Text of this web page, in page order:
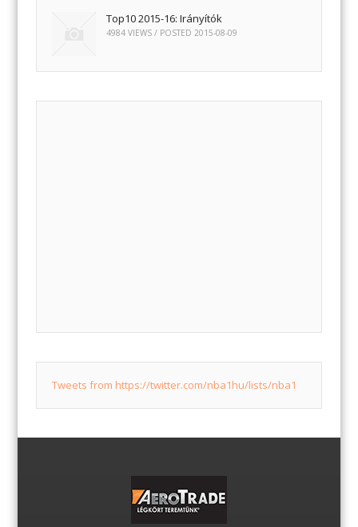
Top10 2015-16: Irányítók
4984 VIEWS / POSTED 2015-08-09
Tweets from https://twitter.com/nba1hu/lists/nba1